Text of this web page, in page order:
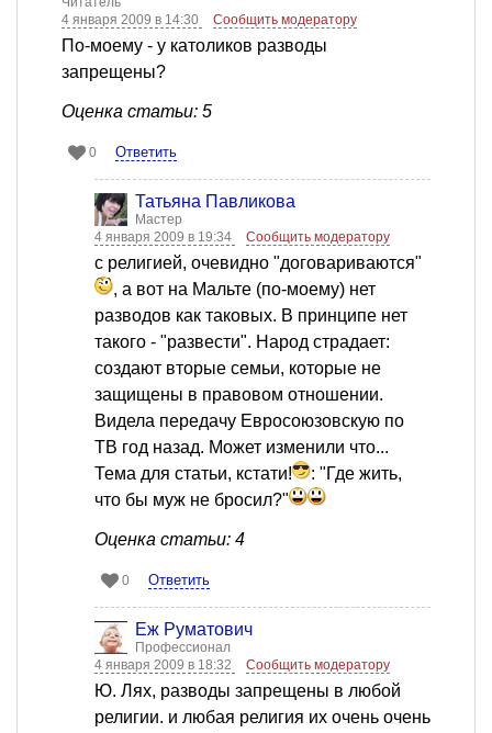
4 января 2009 в 14:30
Сообщить модератору
По-моему - у католиков разводы
запрещены?
Оценка статьи: 5
0 Ответить
Татьяна Павликова
Мастер
4 января 2009 в 19:34
Сообщить модератору
с религией, очевидно "договариваются"
, а вот на Мальте (по-моему) нет
разводов как таковых. В принципе нет
такого - "развести". Народ страдает:
создают вторые семьи, которые не
защищены в правовом отношении.
Видела передачу Евросоюзовскую по
ТВ год назад. Может изменили что...
Тема для статьи, кстати!
: "Где жить,
что бы муж не бросил?"
Оценка статьи: 4
0 Ответить
Еж Руматович
Профессионал
4 января 2009 в 18:32
Сообщить модератору
Ю. Лях, разводы запрещены в любой
религии. и любая религия их очень очень